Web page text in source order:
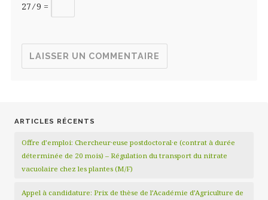
27 ⁄ 9 =
ARTICLES RÉCENTS
Offre d’emploi: Chercheur·euse postdoctoral·e (contrat à durée
déterminée de 20 mois) – Régulation du transport du nitrate
vacuolaire chez les plantes (M/F)
Appel à candidature: Prix de thèse de l’Académie d’Agriculture de